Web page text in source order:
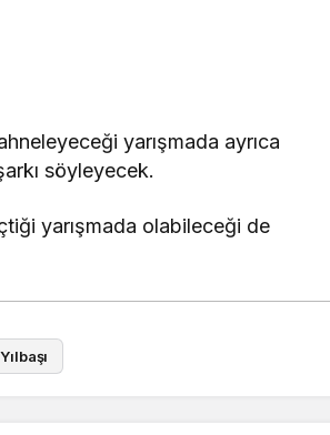
yarışmada ayrıca
söyleyecek.
yarışmada olabileceği de